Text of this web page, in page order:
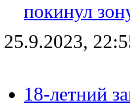
покинул
25.9.2023,
18-летний